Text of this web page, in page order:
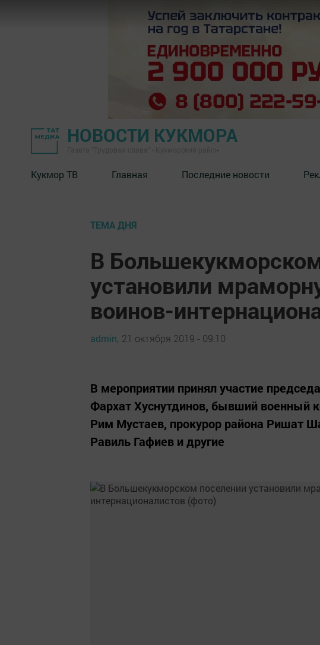
НОВОСТИ КУКМОРА
Кукмор ТВ Главная Последние новости
ТЕМА ДНЯ
В
установили
воинов-
admin, 21 октября 2019 - 09:10
В мероприятии принял участие
Фархат Хуснутдинов, бывший военный
Рим Мустаев, прокурор района Ришат
Равиль Гафиев и другие